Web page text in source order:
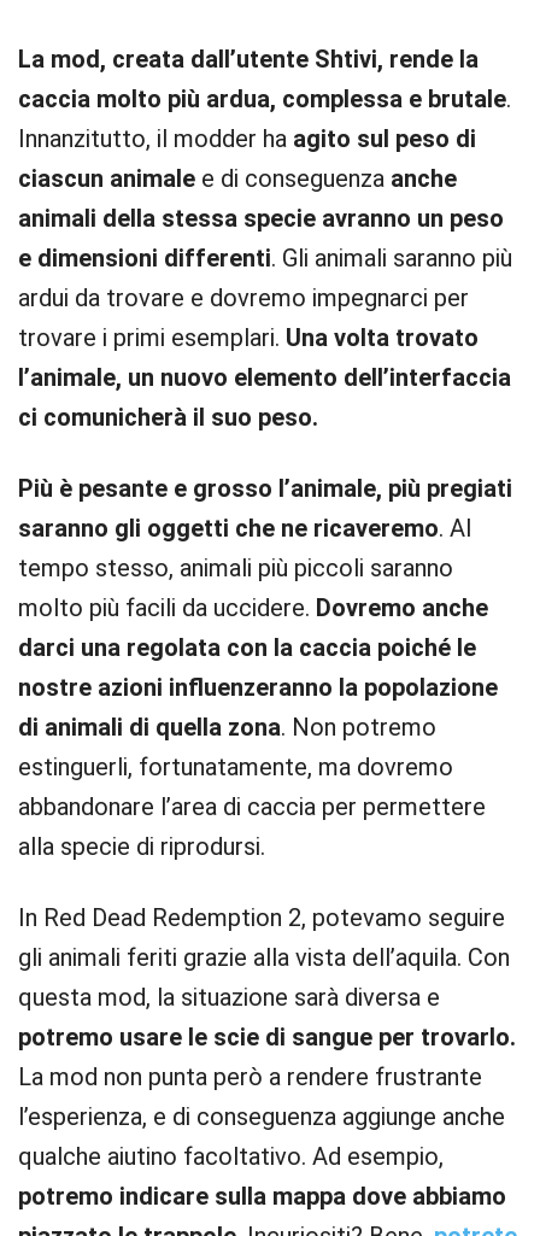
La mod, creata dall’utente Shtivi, rende la
caccia molto più ardua, complessa e brutale.
Innanzitutto, il modder ha agito sul peso di
ciascun animale e di conseguenza anche
animali della stessa specie avranno un peso
e dimensioni differenti. Gli animali saranno più
ardui da trovare e dovremo impegnarci per
trovare i primi esemplari. Una volta trovato
l’animale, un nuovo elemento dell’interfaccia
ci comunicherà il suo peso.
Più è pesante e grosso l’animale, più pregiati
saranno gli oggetti che ne ricaveremo. Al
tempo stesso, animali più piccoli saranno
molto più facili da uccidere. Dovremo anche
darci una regolata con la caccia poiché le
nostre azioni influenzeranno la popolazione
di animali di quella zona. Non potremo
estinguerli, fortunatamente, ma dovremo
abbandonare l’area di caccia per permettere
alla specie di riprodursi.
In Red Dead Redemption 2, potevamo seguire
gli animali feriti grazie alla vista dell’aquila. Con
questa mod, la situazione sarà diversa e
potremo usare le scie di sangue per trovarlo.
La mod non punta però a rendere frustrante
l’esperienza, e di conseguenza aggiunge anche
qualche aiutino facoltativo. Ad esempio,
potremo indicare sulla mappa dove abbiamo